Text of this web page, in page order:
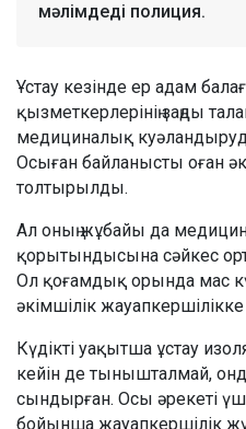
мәлімдеді полиция.
Ұстау кезінде ер адам
қызметкерлерінің заңды
медициналық
Осыған байланысты оған
толтырылды.
Ал оның жұбайы да
қорытындысына сәйкес
Ол қоғамдық орында мас
әкімшілік
Күдікті уақытша ұстау
кейін де тынышталмай,
сындырған. Осы әрекеті
бойынша жауапкершілік